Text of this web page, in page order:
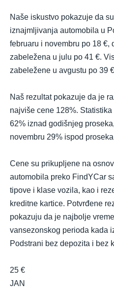
Naše iskustvo pokazuje da
iznajmljivanja automobila u
februaru i novembru po 18 €,
zabeležena u julu po 41 €.
zabeležene u avgustu po 39
Naš rezultat pokazuje da je
najviše cene 128%.
62% iznad godišnjeg
novembru 29% ispod
Cene su prikupljene na
automobila preko FindYCar
tipove i klase vozila, kao i
kreditne kartice. Potvrđene
pokazuju da je najbolje
vansezonskog perioda kada
Podstrani bez depozita i bez
25 €
JAN